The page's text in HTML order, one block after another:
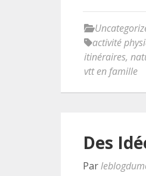
activité
itinéraires,
vtt en famille
Des
Par